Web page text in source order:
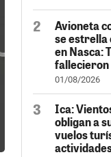
Avioneta
se estrella
en Nasca:
fallecieron
01/08/2026
Ica:
obligan a
vuelos